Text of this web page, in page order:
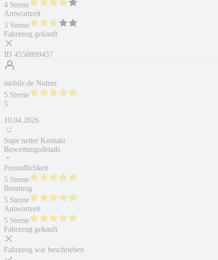
4 Sterne
Antwortzeit
3 Sterne
Fahrzeug gekauft
ID 4558899457
mobile.de Nutzer
5 Sterne
5
10.04.2026
Supe netter Kontakt
Bewertungsdetails
Freundlichkeit
5 Sterne
Beratung
5 Sterne
Antwortzeit
5 Sterne
Fahrzeug gekauft
Fahrzeug wie beschrieben